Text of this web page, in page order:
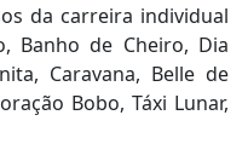
da carreira individual
Banho de Cheiro, Dia
Caravana, Belle de
Bobo, Táxi Lunar,